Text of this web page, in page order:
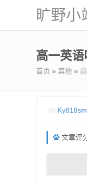
旷野小
高一英
首页 » 其他 »
Ky818sm
文章评